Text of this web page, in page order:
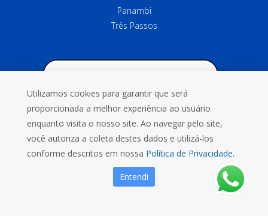
Panambi
Três Passos
Utilizamos cookies para garantir que será
proporcionada a melhor experiência ao usuário
enquanto visita o nosso site. Ao navegar pelo site,
você autoriza a coleta destes dados e utilizá-los
conforme descritos em nossa Política de Privacidade.
Entendi